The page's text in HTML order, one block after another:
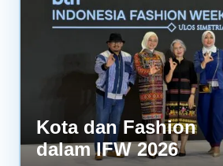
Kota dan Fashion
dalam IFW 2026